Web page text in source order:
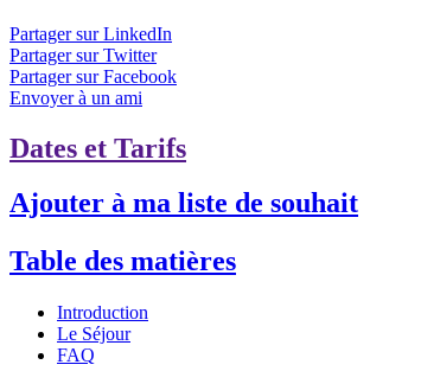
Partager sur LinkedIn
Partager sur Twitter
Partager sur Facebook
Envoyer à un ami
Dates et Tarifs
Ajouter à ma liste de souhait
Table des matières
Introduction
Le Séjour
FAQ